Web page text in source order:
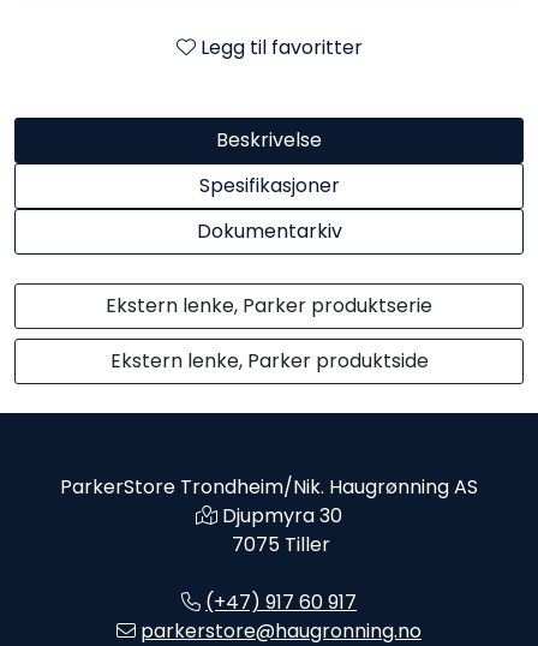
Legg til favoritter
Beskrivelse
Spesifikasjoner
Dokumentarkiv
Ekstern lenke, Parker produktserie
Ekstern lenke, Parker produktside
ParkerStore Trondheim/Nik. Haugrønning AS
Djupmyra 30
7075 Tiller
(+47) 917 60 917
parkerstore@haugronning.no